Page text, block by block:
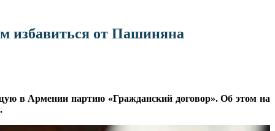
избавиться от Пашиняна
в Армении партию «Гражданский договор». Об этом на